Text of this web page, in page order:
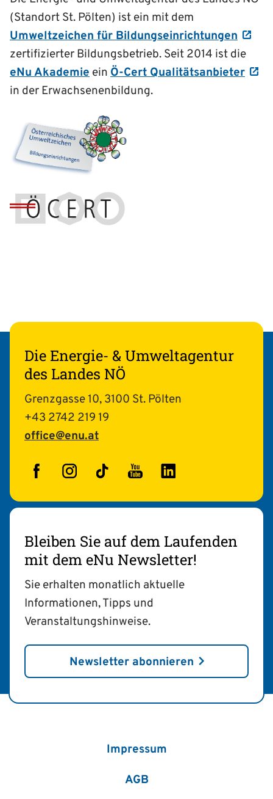
(Standort St. Pölten) ist ein mit dem
Umweltzeichen für Bildungseinrichtungen
zertifizierter Bildungsbetrieb. Seit 2014 ist die
eNu Akademie ein Ö-Cert Qualitätsanbieter
in der Erwachsenenbildung.
Die Energie- & Umweltagentur
des Landes NÖ
Grenzgasse 10, 3100 St. Pölten
+43 2742 219 19
office@enu.at
FacebookInstagram
TikTokYouTubeLinkedIn
Bleiben Sie auf dem Laufenden
mit dem eNu Newsletter!
Sie erhalten monatlich aktuelle
Informationen, Tipps und
Veranstaltungshinweise.
Newsletter abonnieren
Impressum
AGB